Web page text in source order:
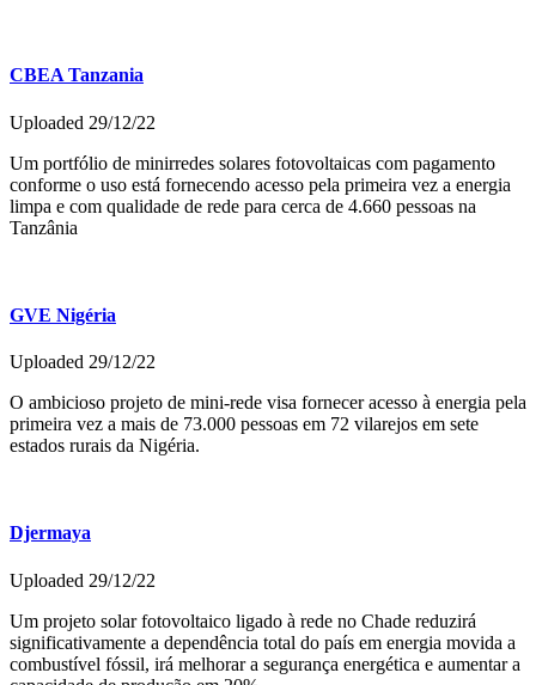
CBEA Tanzania
Uploaded 29/12/22
Um portfólio de minirredes solares fotovoltaicas com pagamento
conforme o uso está fornecendo acesso pela primeira vez a energia
limpa e com qualidade de rede para cerca de 4.660 pessoas na
Tanzânia
GVE Nigéria
Uploaded 29/12/22
O ambicioso projeto de mini-rede visa fornecer acesso à energia pela
primeira vez a mais de 73.000 pessoas em 72 vilarejos em sete
estados rurais da Nigéria.
Djermaya
Uploaded 29/12/22
Um projeto solar fotovoltaico ligado à rede no Chade reduzirá
significativamente a dependência total do país em energia movida a
combustível fóssil, irá melhorar a segurança energética e aumentar a